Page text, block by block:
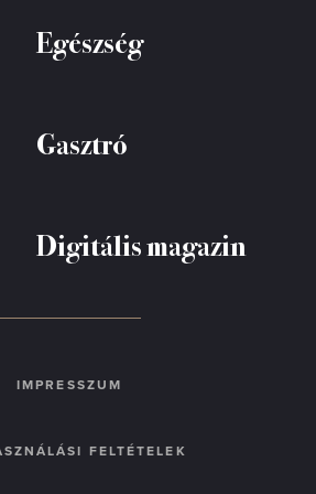
Egészség
Gasztró
Digitális magazin
IMPRESSZUM
FELTÉTELEK